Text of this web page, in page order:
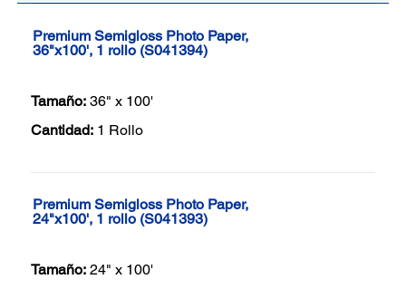
Premium Semigloss Photo Paper,
36"x100', 1 rollo (S041394)
Tamaño: 36" x 100'
Cantidad: 1 Rollo
Premium Semigloss Photo Paper,
24"x100', 1 rollo (S041393)
Tamaño: 24" x 100'